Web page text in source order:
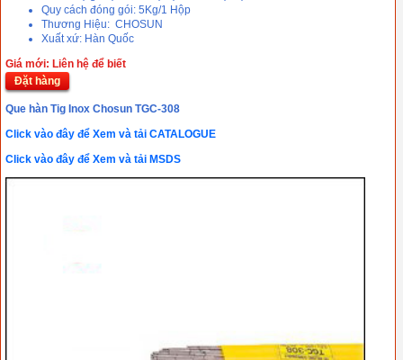
Quy cách đóng gói: 5Kg/1 Hộp
Thương Hiệu: CHOSUN
Xuất xứ: Hàn Quốc
Giá mới: Liên hệ để biết
Đặt hàng
Que hàn Tig Inox Chosun TGC-308
Click vào đây để Xem và tải CATALOGUE
Click vào đây để Xem và tải MSDS